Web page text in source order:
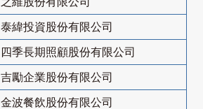
泰緯投資股份有限公司
四季長期照顧股份有限公司
吉勵企業股份有限公司
金波餐飲股份有限公司